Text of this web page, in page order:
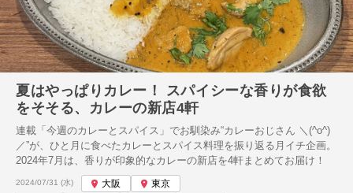
夏はやっぱりカレー！ スパイシーな香りが食欲
をそそる、カレーの新店4軒
連載「今週のカレーとスパイス」でお馴染み“カレーおじさん ＼(^o^)
／”が、ひと月に食べたカレーとスパイス料理を振り返る月イチ企画。
2024年7月は、香りが印象的なカレーの新店を4軒まとめてお届け！
投稿日:
2024/07/31 (水) 大阪
東京